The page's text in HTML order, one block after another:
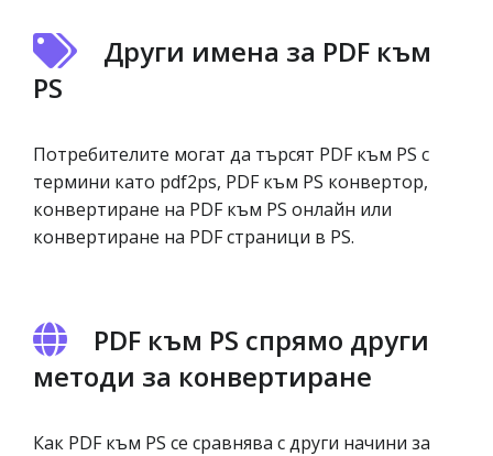
Други имена за PDF към
PS
Потребителите могат да търсят PDF към PS с
термини като pdf2ps, PDF към PS конвертор,
конвертиране на PDF към PS онлайн или
конвертиране на PDF страници в PS.
PDF към PS спрямо други
методи за конвертиране
Как PDF към PS се сравнява с други начини за